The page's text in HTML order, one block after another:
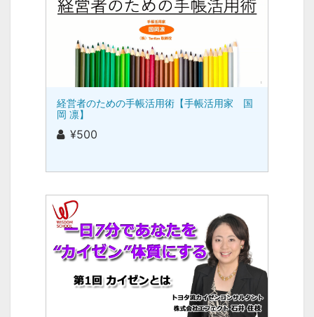
経営者のための手帳活用術【手帳活用家 国
岡 凛】
¥500